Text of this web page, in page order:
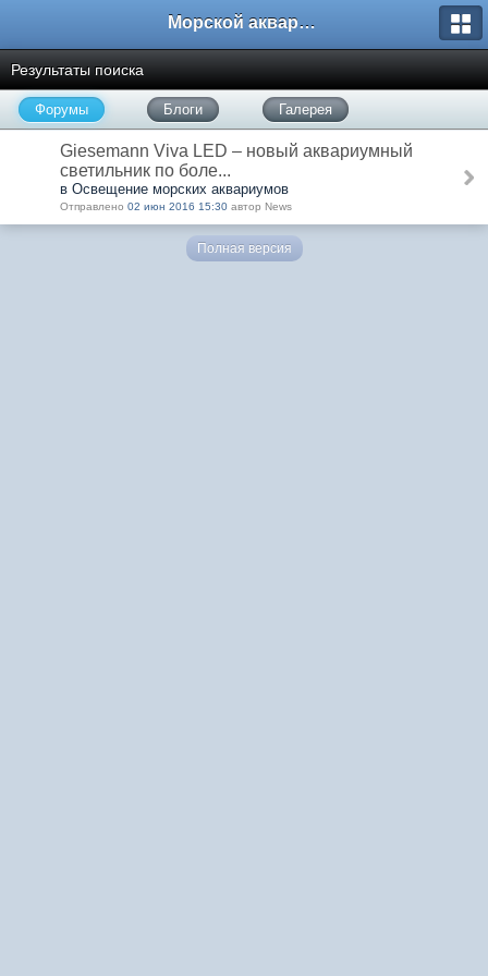
Морской аквариум. Форумы ReefCentral.ru
Результаты поиска
Форумы Блоги Галерея
Giesemann Viva LED – новый аквариумный
светильник по боле...
в Освещение морских аквариумов
Отправлено 02 июн 2016 15:30 автор News
Полная версия